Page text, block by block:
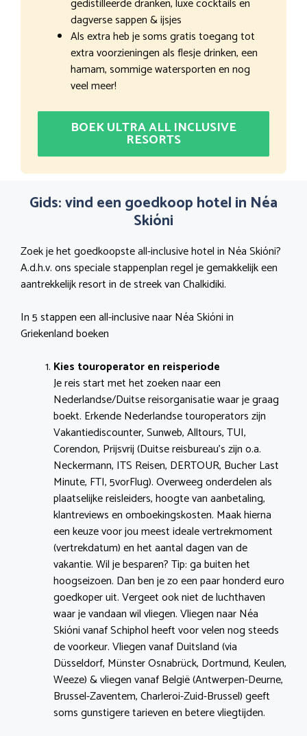
gedistilleerde dranken, luxe cocktails en
dagverse sappen & ijsjes
Als extra heb je soms gratis toegang tot
extra voorzieningen als flesje drinken, een
hamam, sommige watersporten en nog
veel meer!
BOEK ULTRA ALL INCLUSIVE
RESORTS
Gids: vind een goedkoop hotel in Néa
Skióni
Zoek je het goedkoopste all-inclusive hotel in Néa Skióni?
A.d.h.v. ons speciale stappenplan regel je gemakkelijk een
aantrekkelijk resort in de streek van Chalkidiki.
In 5 stappen een all-inclusive naar Néa Skióni in
Griekenland boeken
Kies touroperator en reisperiode
Je reis start met het zoeken naar een
Nederlandse/Duitse reisorganisatie waar je graag
boekt. Erkende Nederlandse touroperators zijn
Vakantiediscounter, Sunweb, Alltours, TUI,
Corendon, Prijsvrij (Duitse reisbureau’s zijn o.a.
Neckermann, ITS Reisen, DERTOUR, Bucher Last
Minute, FTI, 5vorFlug). Overweeg onderdelen als
plaatselijke reisleiders, hoogte van aanbetaling,
klantreviews en omboekingskosten. Maak hierna
een keuze voor jou meest ideale vertrekmoment
(vertrekdatum) en het aantal dagen van de
vakantie. Wil je besparen? Tip: ga buiten het
hoogseizoen. Dan ben je zo een paar honderd euro
goedkoper uit. Vergeet ook niet de luchthaven
waar je vandaan wil vliegen. Vliegen naar Néa
Skióni vanaf Schiphol heeft voor velen nog steeds
de voorkeur. Vliegen vanaf Duitsland (via
Düsseldorf, Münster Osnabrück, Dortmund, Keulen,
Weeze) & vliegen vanaf België (Antwerpen-Deurne,
Brussel-Zaventem, Charleroi-Zuid-Brussel) geeft
soms gunstigere tarieven en betere vliegtijden.